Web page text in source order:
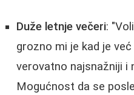
Duže letnje večeri:
grozno mi je kad je već
verovatno najsnažniji i
Mogućnost da se